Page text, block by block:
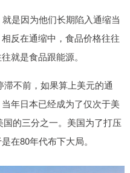
是因为他们长期陷入通缩当
反在通缩中，食品价格往往
就是食品跟能源。
不前，如果算上美元的通
年日本已经成为了仅次于美
的三分之一。美国为了打压
在80年代布下大局。